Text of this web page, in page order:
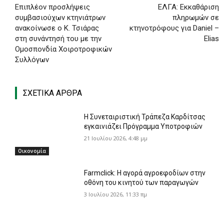
Επιπλέον προσλήψεις
συμβασιούχων κτηνιάτρων
ανακοίνωσε ο Κ. Τσιάρας
στη συνάντησή του με την
Ομοσπονδία Χοιροτροφικών
Συλλόγων
ΕΛΓΑ: Εκκαθάριση
πληρωμών σε
κτηνοτρόφους για Daniel –
Elias
ΣΧΕΤΙΚΑ ΑΡΘΡΑ
Οικονομία
Η Συνεταιριστική Τράπεζα Καρδίτσας
εγκαινιάζει Πρόγραμμα Υποτροφιών
21 Ιουλίου 2026, 4:48 μμ
Farmclick: Η αγορά αγροεφοδίων στην
οθόνη του κινητού των παραγωγών
3 Ιουλίου 2026, 11:33 πμ